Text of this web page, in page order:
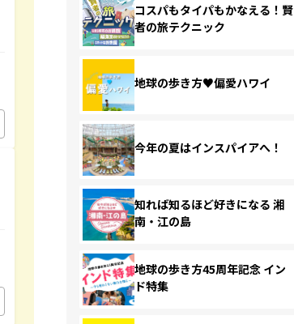
コスパもタイパもかなえる！賢
者の旅テクニック
地球の歩き方♥偏愛ハワイ
今年の夏はインスパイアへ！
知れば知るほど好きになる 湘
南・江の島
地球の歩き方45周年記念 イン
ド特集